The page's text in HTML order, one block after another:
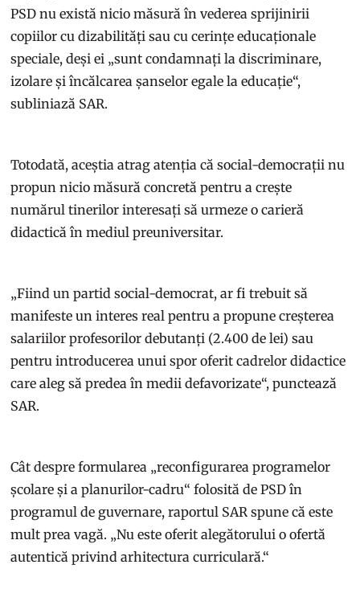
PSD nu există nicio măsură în vederea sprijinirii
copiilor cu dizabilități sau cu cerințe educaționale
speciale, deși ei „sunt condamnați la discriminare,
izolare și încălcarea șanselor egale la educație“,
subliniază SAR.
Totodată, aceștia atrag atenția că social-democrații nu
propun nicio măsură concretă pentru a crește
numărul tinerilor interesați să urmeze o carieră
didactică în mediul preuniversitar.
„Fiind un partid social-democrat, ar fi trebuit să
manifeste un interes real pentru a propune creșterea
salariilor profesorilor debutanți (2.400 de lei) sau
pentru introducerea unui spor oferit cadrelor didactice
care aleg să predea în medii defavorizate“, punctează
SAR.
Cât despre formularea „reconfigurarea programelor
școlare și a planurilor-cadru“ folosită de PSD în
programul de guvernare, raportul SAR spune că este
mult prea vagă. „Nu este oferit alegătorului o ofertă
autentică privind arhitectura curriculară.“